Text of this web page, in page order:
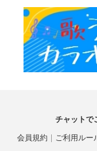
チャットで
会員規約 ご利用ルー